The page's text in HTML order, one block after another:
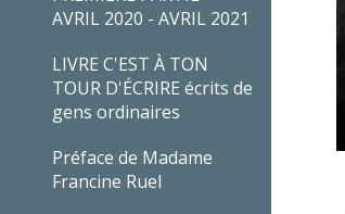
AVRIL 2020 - AVRIL 2021
LIVRE C'EST À TON
TOUR D'ÉCRIRE écrits de
gens ordinaires
Préface de Madame
Francine Ruel